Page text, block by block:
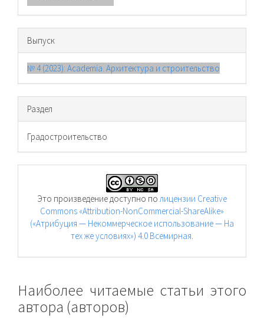
Выпуск
№ 4 (2023): Academia. Архитектура и строительство
Раздел
Градостроительство
Это произведение доступно полицензии Creative
Commons «Attribution-NonCommercial-ShareAlike»
(«Атрибуция — Некоммерческое использование — На
тех же условиях») 4.0 Всемирная.
Наиболее читаемые статьи этого
автора (авторов)